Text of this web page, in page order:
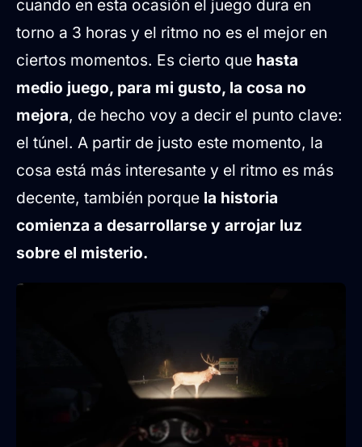
cuando en esta ocasión el juego dura en
torno a 3 horas y el ritmo no es el mejor en
ciertos momentos. Es cierto que hasta
medio juego, para mi gusto, la cosa no
mejora, de hecho voy a decir el punto clave:
el túnel. A partir de justo este momento, la
cosa está más interesante y el ritmo es más
decente, también porque la historia
comienza a desarrollarse y arrojar luz
sobre el misterio.